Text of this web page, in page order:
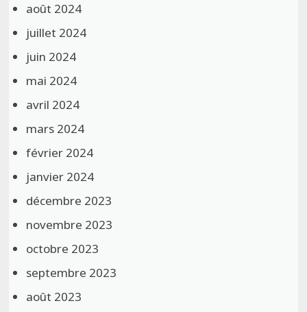
août 2024
juillet 2024
juin 2024
mai 2024
avril 2024
mars 2024
février 2024
janvier 2024
décembre 2023
novembre 2023
octobre 2023
septembre 2023
août 2023